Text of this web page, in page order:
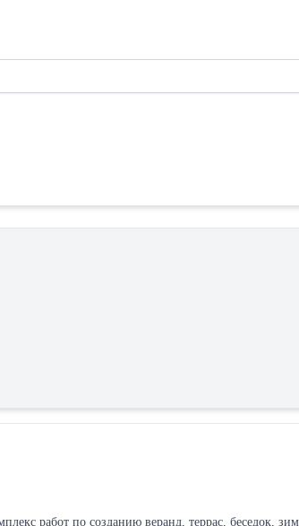
работ по созданию веранд, террас, беседок,